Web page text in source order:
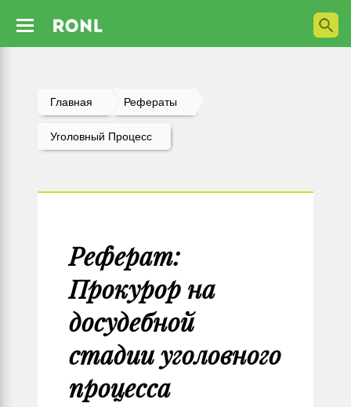
Главная Рефераты
Уголовный Процесс
Реферат:
Прокурор на
досудебной
стадии уголовного
процесса